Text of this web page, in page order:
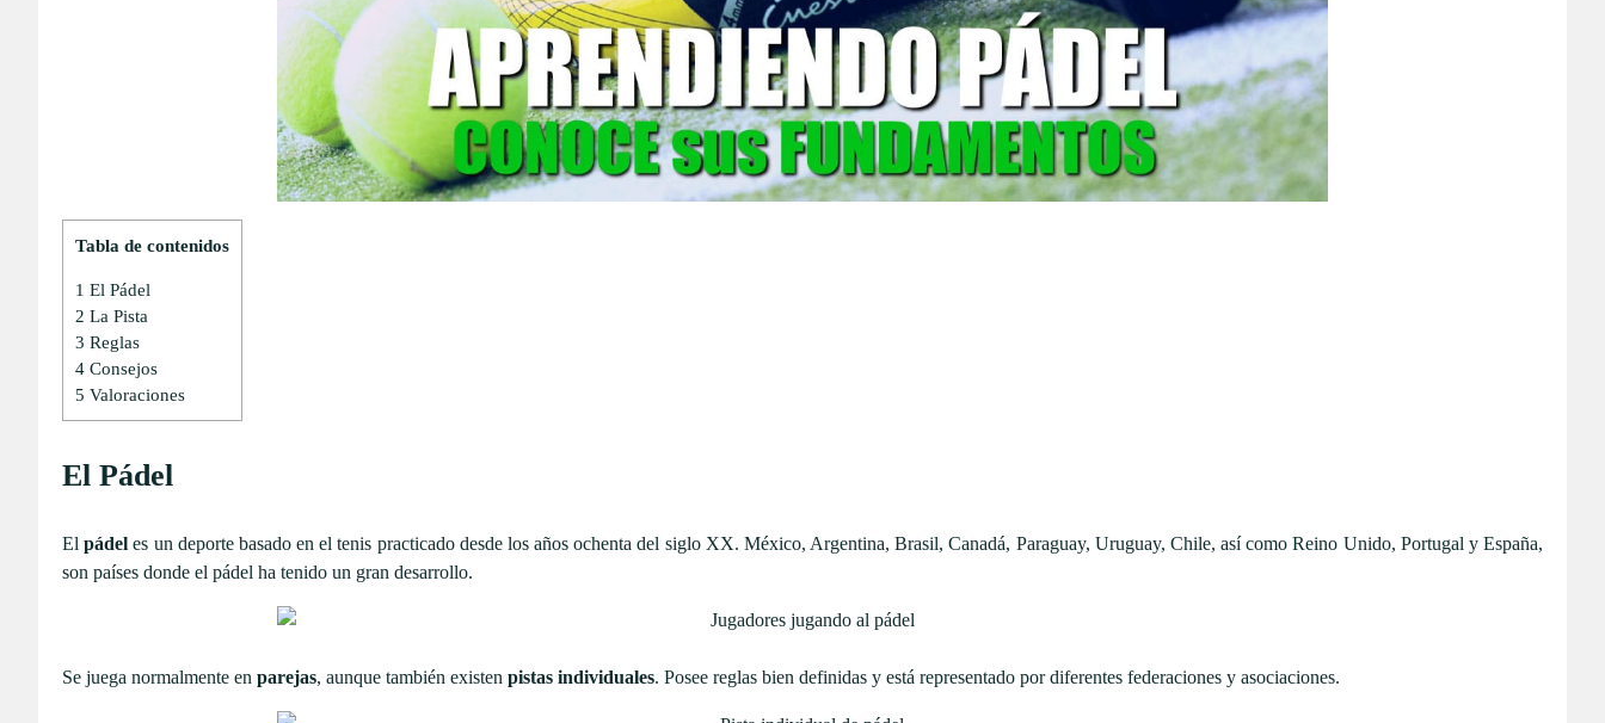
Tabla de contenidos
1 El Pádel
2 La Pista
3 Reglas
4 Consejos
5 Valoraciones
El Pádel
Elpádel es un deporte basado en el tenis practicado desde los años ochenta del siglo XX. México, Argentina, Brasil, Canadá, Paraguay, Uruguay, Chile, así como Reino Unido, Portugal y España,
son países donde el pádel ha tenido un gran desarrollo.
Se juega normalmente en parejas, aunque también existen pistas individuales. Posee reglas bien definidas y está representado por diferentes federaciones y asociaciones.